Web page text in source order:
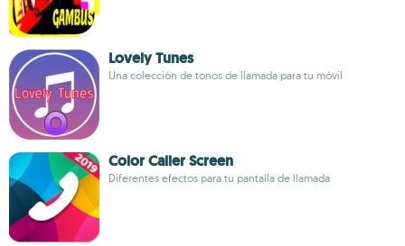
Lovely Tunes
Una colección de tonos de llamada para tu móvil
Color Caller Screen
Diferentes efectos para tu pantalla de llamada